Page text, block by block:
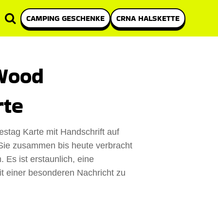
CAMPING GESCHENKE CRNA HALSKETTE
Karte mit Handschrift auf
zusammen bis heute verbracht
Es ist erstaunlich, eine
einer besonderen Nachricht zu